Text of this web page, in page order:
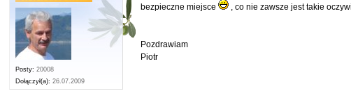
Posty: 20008
Dołączył(a): 26.07.2009
bezpieczne miejsce
, co nie zawsze jest takie
Pozdrawiam
Piotr